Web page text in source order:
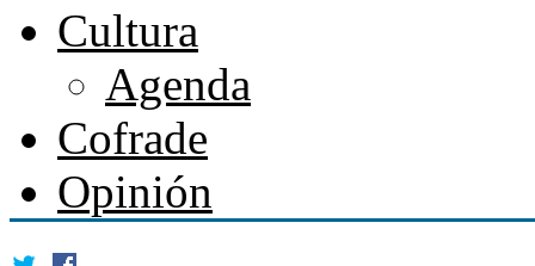
Cultura
Agenda
Cofrade
Opinión